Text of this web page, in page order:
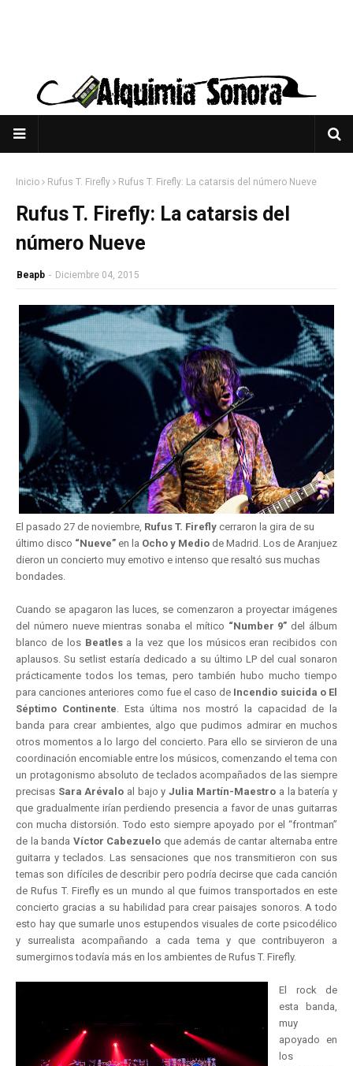
Inicio Rufus T. Firefly Rufus T. Firefly: La catarsis del número Nueve
Rufus T. Firefly: La catarsis del
número Nueve
Beapb - Diciembre 04, 2015
E l pasado 27 de noviembre, Rufus T. Firefly cerraron la gira de su
último disco “Nueve” en la Ocho y Medio de Madrid. Los de Aranjuez
dieron un concierto muy emotivo e intenso que resaltó sus muchas
bondades.
Cuando se apagaron las luces, se comenzaron a proyectar imágenes
del número nueve mientras sonaba el mítico “Number 9” del álbum
blanco de los Beatlesa la vez que los músicos eran recibidos con
aplausos. Su setlist estaría dedicado a su último LP del cual sonaron
prácticamente todos los temas, pero también hubo mucho tiempo
para canciones anteriores como fue el caso de Incendio suicida o El
Séptimo Continente. Esta última nos mostró la capacidad de la
banda para crear ambientes, algo que pudimos admirar en muchos
otros momentos a lo largo del concierto. Para ello se sirvieron de una
coordinación encomiable entre los músicos, comenzando el tema con
un protagonismo absoluto de teclados acompañados de las siempre
precisas Sara Arévalo al bajo y Julia Martín-Maestro a la batería y
que gradualmente irían perdiendo presencia a favor de unas guitarras
con mucha distorsión. Todo esto siempre apoyado por el “frontman”
de la banda Víctor Cabezuelo que además de cantar alternaba entre
guitarra y teclados. Las sensaciones que nos transmitieron con sus
temas son difíciles de describir pero podría decirse que cada canción
de Rufus T. Firefly es un mundo al que fuimos transportados en este
concierto gracias a su habilidad para crear paisajes sonoros. A todo
esto hay que sumarle unos estupendos visuales de corte psicodélico
y surrealista acompañando a cada tema y que contribuyeron a
sumergirnos todavía más en los ambientes de Rufus T. Firefly.
El rock de
esta banda,
muy
apoyado en
los